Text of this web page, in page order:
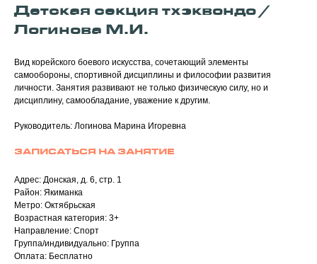
Детская секция тхэквондо /
Логинова М.И.
Вид корейского боевого искусства, сочетающий элементы
самообороны, спортивной дисциплины и философии развития
личности. Занятия развивают не только физическую силу, но и
дисциплину, самообладание, уважение к другим.
Руководитель: Логинова Марина Игоревна
ЗАПИСАТЬСЯ НА ЗАНЯТИЕ
Адрес: Донская, д. 6, стр. 1
Район: Якиманка
Метро: Октябрьская
Возрастная категория: 3+
Направление: Спорт
Группа/индивидуально: Группа
Оплата: Бесплатно